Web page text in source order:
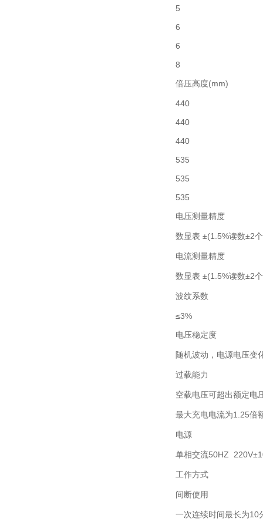
5
6
6
8
倍压高度(mm)
440
440
440
535
535
535
电压测量精度
数显表 ±(1.5%读数±2
电流测量精度
数显表 ±(1.5%读数±2
波纹系数
≤3%
电压稳定度
随机波动，电源电压变
过载能力
空载电压可超出额定电
最大充电电流为1.25倍
电源
单相交流50HZ
工作方式
间断使用
一次连续时间最长为10